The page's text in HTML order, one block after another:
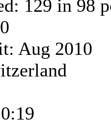
129 in 98
Aug 2010